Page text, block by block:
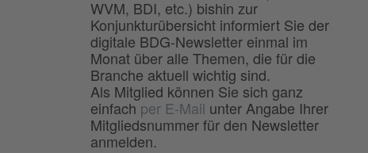
WVM, BDI, etc.) bishin zur
Konjunkturübersicht informiert Sie der
digitale BDG-Newsletter einmal im
Monat über alle Themen, die für die
Branche aktuell wichtig sind.
Als Mitglied können Sie sich ganz
einfach per E-Mail unter Angabe Ihrer
Mitgliedsnummer für den Newsletter
anmelden.